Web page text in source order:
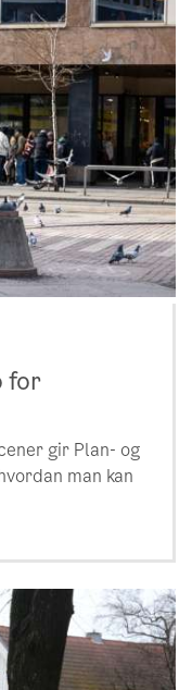
for
gir Plan- og
man kan